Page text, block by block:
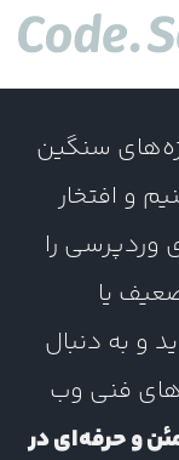
سنگین
و افتخار
وردپرسی را
یا
و به دنبال
فنی وب
و حرفه‌ای در